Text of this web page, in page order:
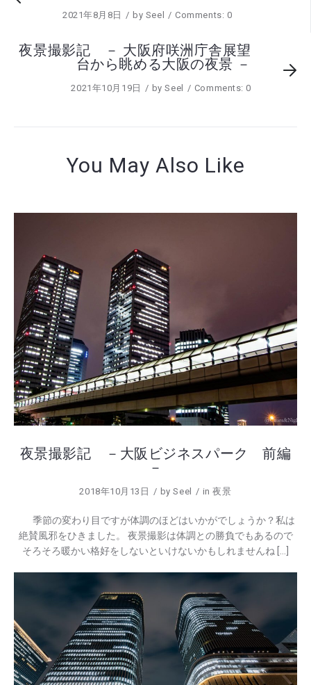
2021年8月8日 by Seel Comments: 0
夜景撮影記 － 大阪府咲洲庁舎展望
台から眺める大阪の夜景 －
2021年10月19日 bySeel Comments: 0
You May Also Like
夜景撮影記 －大阪ビジネスパーク 前編
－
2018年10月13日 bySeel in夜景
季節の変わり目ですが体調のほどはいかがでしょうか？私は
絶賛風邪をひきました。 夜景撮影は体調との勝負でもあるので
そろそろ暖かい格好をしないといけないかもしれませんね […]